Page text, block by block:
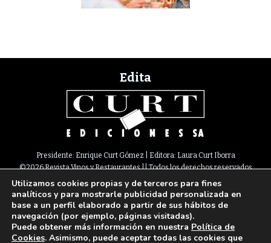
Edita
Presidente: Enrique Curt Gómez | Editora: Laura Curt Iborra
©2026 Revista Vinos y Restaurantes || Todos los derechos reservados
Newsletter Nota legal Política de Cookies Suscripción
Contacto
Paseo de Gracia, 63. 1º 2ª. 08008 Barcelona |933 180 101¦ Fax 933 183 505
Select Language ▼
Utilizamos cookies propias y de terceros para fines
analíticos y para mostrarle publicidad personalizada en
base a un perfil elaborado a partir de sus hábitos de
navegación (por ejemplo, páginas visitadas).
Puede obtener más información en nuestra Política de
Cookies. Asimismo, puede aceptar todas las cookies que